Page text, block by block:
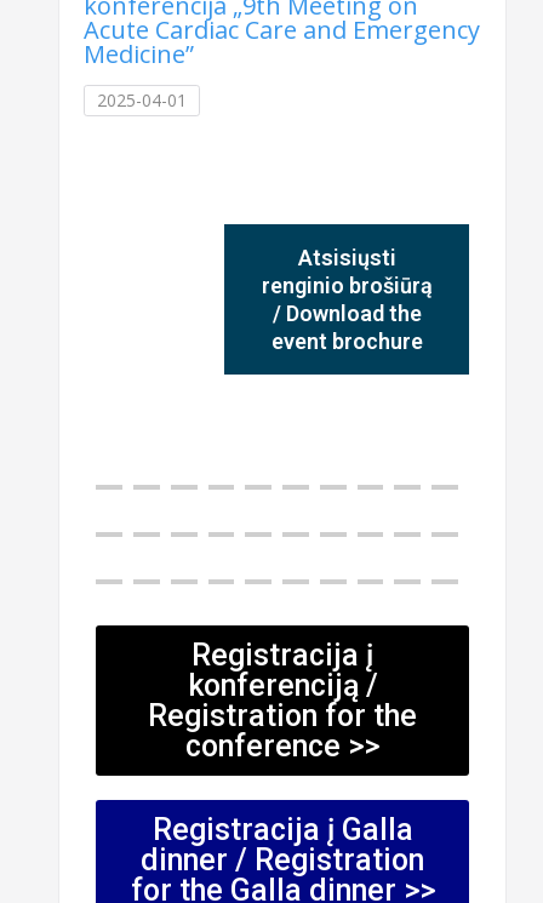
Acute Cardiac Care and Emergency
Medicine”
2025-04-01
Atsisiųsti
renginio brošiūrą
/ Download the
event brochure
Registracija į
konferenciją /
Registration for the
conference >>
Registracija į Galla
dinner / Registration
for the Galla dinner >>